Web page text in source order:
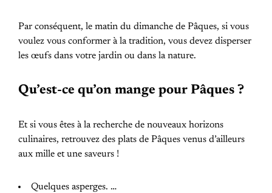
Par conséquent, le matin du dimanche de Pâques, si vous
voulez vous conformer à la tradition, vous devez disperser
les œufs dans votre jardin ou dans la nature.
Qu’est-ce qu’on mange pour Pâques ?
Et si vous êtes à la recherche de nouveaux horizons
culinaires, retrouvez des plats de Pâques venus d’ailleurs
aux mille et une saveurs !
Quelques asperges. …